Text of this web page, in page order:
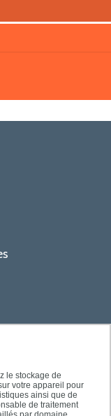
le stockage de
votre appareil pour
ainsi que de
de traitement